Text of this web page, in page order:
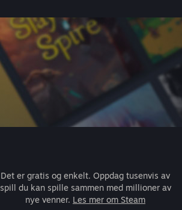
Det er gratis og enkelt. Oppdag tusenvis av
spill du kan spille sammen med millioner av
nye venner. Les mer om Steam